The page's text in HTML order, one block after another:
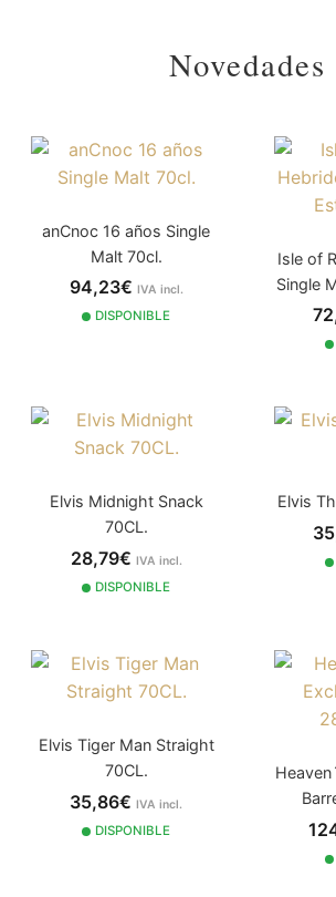
Novedades
anCnoc 16 años Single
Malt 70cl.
94,23€ IVA incl.
DISPONIBLE
Isle of
Single
Elvis Midnight Snack
70CL.
28,79€ IVA incl.
DISPONIBLE
Elvis
Elvis Tiger Man Straight
70CL.
35,86€ IVA incl.
DISPONIBLE